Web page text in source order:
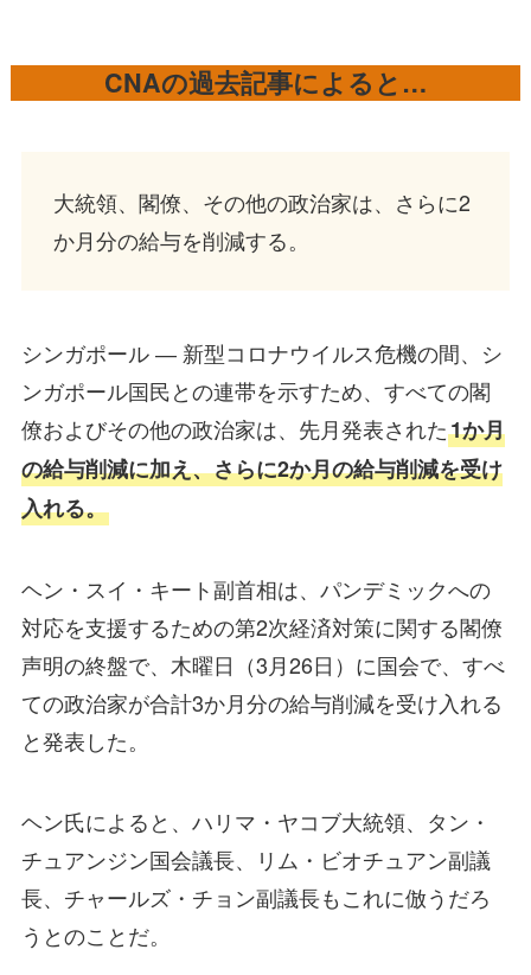
CNAの過去記事によると…
大統領、閣僚、その他の政治家は、さらに2
か月分の給与を削減する。
シンガポール ― 新型コロナウイルス危機の間、シ
ンガポール国民との連帯を示すため、すべての閣
僚およびその他の政治家は、先月発表された1か月
の給与削減に加え、さらに2か月の給与削減を受け
入れる。
ヘン・スイ・キート副首相は、パンデミックへの
対応を支援するための第2次経済対策に関する閣僚
声明の終盤で、木曜日（3月26日）に国会で、すべ
ての政治家が合計3か月分の給与削減を受け入れる
と発表した。
ヘン氏によると、ハリマ・ヤコブ大統領、タン・
チュアンジン国会議長、リム・ビオチュアン副議
長、チャールズ・チョン副議長もこれに倣うだろ
うとのことだ。